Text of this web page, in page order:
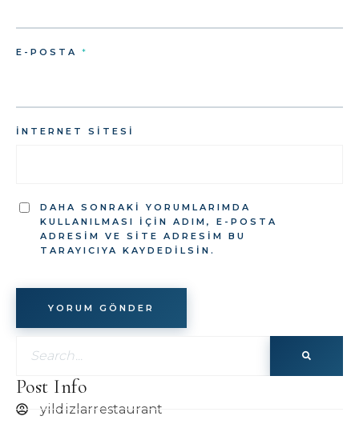
E-POSTA *
İNTERNET SITESI
DAHA SONRAKI YORUMLARIMDA
KULLANILMASI IÇIN ADIM, E-POSTA
ADRESIM VE SITE ADRESIM BU
TARAYICIYA KAYDEDILSIN.
Post Info
yildizlarrestaurant